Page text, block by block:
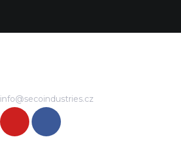
info@secoindustries.cz